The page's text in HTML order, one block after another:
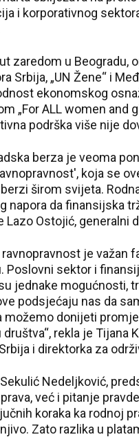
i korporativnog
zaredom u Beogradu,
Srbija, „UN Žene“ i
ekonomskog
„For ALL women and
podrška više nije
berza je veoma
koja se
širom svijeta.
napora da finansijska
Lazo Ostojić, generalni
ravnopravnost je
Poslovni sektor i
jednake mogućnosti,
podsjećaju nas da
možemo donijeti
društva“, rekla je Tijana
i direktorka za
Nedeljković,
već i pitanje
koraka ka rodnoj
Zato razlika u